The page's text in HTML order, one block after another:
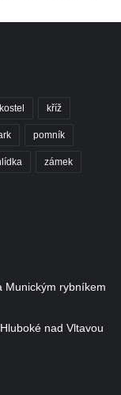
kostel kříž
pomník
zámek
Munickým rybníkem
nad Vltavou